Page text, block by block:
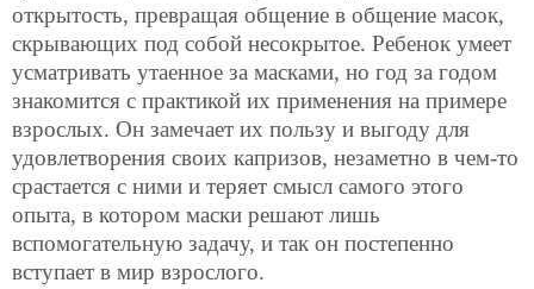
открытость, превращая общение в общение масок,
скрывающих под собой несокрытое. Ребенок умеет
усматривать утаенное за масками, но год за годом
знакомится с практикой их применения на примере
взрослых. Он замечает их пользу и выгоду для
удовлетворения своих капризов, незаметно в чем-то
срастается с ними и теряет смысл самого этого
опыта, в котором маски решают лишь
вспомогательную задачу, и так он постепенно
вступает в мир взрослого.